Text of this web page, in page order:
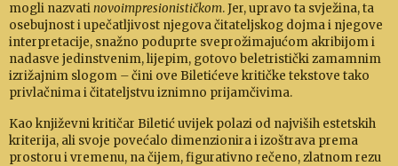
mogli nazvatino­vo­im­pre­sio­nističkom. Jer, upravo ta svježina, ta
osebujnost i u­pečatljivost nje­gova či­ta­telj­skog dojma i njegove
inter­pretacije, snažno poduprte sveprožimajućom akri­bijom i
nadasve jedinstve­nim, lijepim, gotovo beletristički za­mam­nim
izrižajnim slogom –čini ove Biletićeve kritičke tek­stove tako
privlačnima i či­ta­teljstvu iznim­no pri­jam­čivima.
Kao književni kritičar Biletić uvijek polazi od najviših estetskih
kriterija, ali svoje povećalo dimenzionira i izoštrava pre­ma
prostoru i vre­menu, na čijem, figu­ra­tivno rečeno, zlatnom rezu